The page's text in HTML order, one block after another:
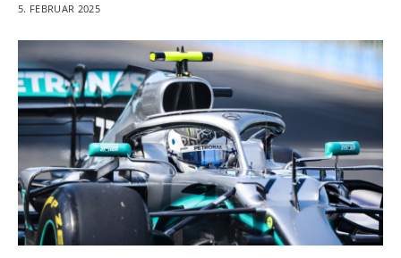
5. FEBRUAR 2025